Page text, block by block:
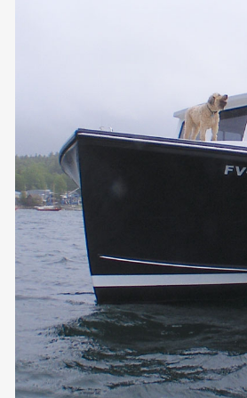
décennies, particulièrement en ce qui
procédures d’inscription des
chronophages, ces processus ont
toujours plus rapides et accessibles.
une demande croissante des
expériences fluides et immédiates,
environnement réglementaire en
L’analyse de cette évolution révèle
qui redéfinissent les standards de
l’expérience utilisateur dans son
Les débuts
époque de
exhaustives
Au commencement de l’ère